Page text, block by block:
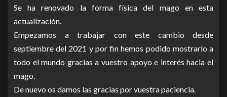
Se ha renovado la forma física del mago en esta
actualización.
Empezamos a trabajar con este cambio desde
septiembre del 2021 y por fin hemos podido mostrarlo a
todo el mundo gracias a vuestro apoyo e interés hacia el
mago.
De nuevo os damos las gracias por vuestra paciencia.